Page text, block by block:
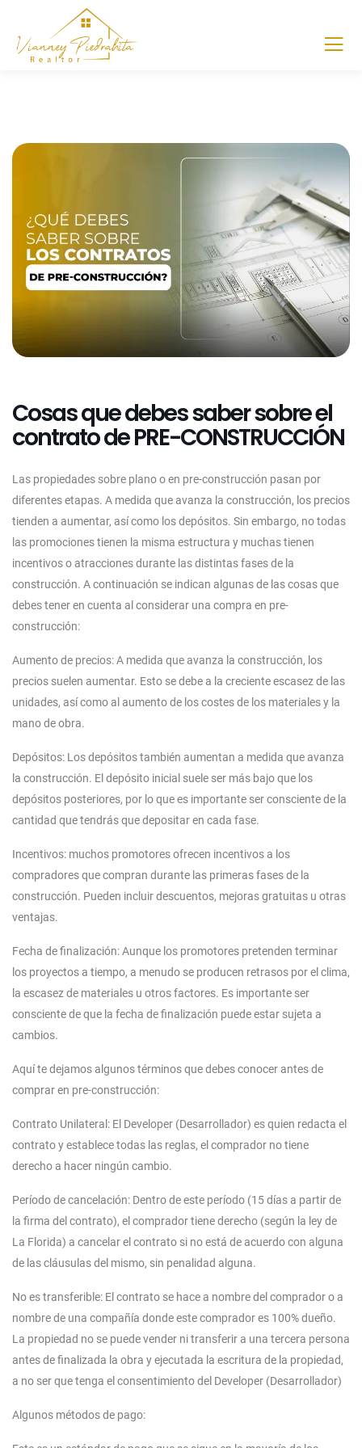
Cosas que debes saber sobre el
contrato de PRE-CONSTRUCCIÓN
Las propiedades sobre plano o en pre-construcción pasan por
diferentes etapas. A medida que avanza la construcción, los precios
tienden a aumentar, así como los depósitos. Sin embargo, no todas
las promociones tienen la misma estructura y muchas tienen
incentivos o atracciones durante las distintas fases de la
construcción. A continuación se indican algunas de las cosas que
debes tener en cuenta al considerar una compra en pre-
construcción:
Aumento de precios: A medida que avanza la construcción, los
precios suelen aumentar. Esto se debe a la creciente escasez de las
unidades, así como al aumento de los costes de los materiales y la
mano de obra.
Depósitos: Los depósitos también aumentan a medida que avanza
la construcción. El depósito inicial suele ser más bajo que los
depósitos posteriores, por lo que es importante ser consciente de la
cantidad que tendrás que depositar en cada fase.
Incentivos: muchos promotores ofrecen incentivos a los
compradores que compran durante las primeras fases de la
construcción. Pueden incluir descuentos, mejoras gratuitas u otras
ventajas.
Fecha de finalización: Aunque los promotores pretenden terminar
los proyectos a tiempo, a menudo se producen retrasos por el clima,
la escasez de materiales u otros factores. Es importante ser
consciente de que la fecha de finalización puede estar sujeta a
cambios.
Aquí te dejamos algunos términos que debes conocer antes de
comprar en pre-construcción:
Contrato Unilateral: El Developer (Desarrollador) es quien redacta el
contrato y establece todas las reglas, el comprador no tiene
derecho a hacer ningún cambio.
Período de cancelación: Dentro de este período (15 días a partir de
la firma del contrato), el comprador tiene derecho (según la ley de
La Florida) a cancelar el contrato si no está de acuerdo con alguna
de las cláusulas del mismo, sin penalidad alguna.
No es transferible: El contrato se hace a nombre del comprador o a
nombre de una compañía donde este comprador es 100% dueño.
La propiedad no se puede vender ni transferir a una tercera persona
antes de finalizada la obra y ejecutada la escritura de la propiedad,
a no ser que tenga el consentimiento del Developer (Desarrollador)
Algunos métodos de pago: